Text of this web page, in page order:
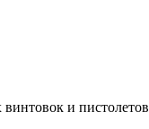
винтовок и пистолетов